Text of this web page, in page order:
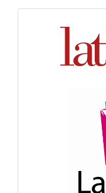
Indexación